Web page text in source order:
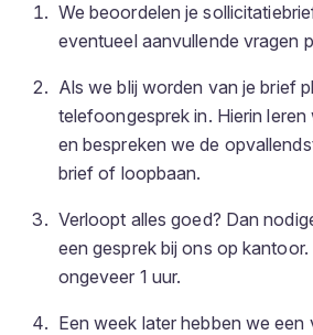
We beoordelen je
eventueel aanvullende vragen
Als we blij worden van je brief
telefoongesprek in. Hierin leren
en bespreken we de
brief of loopbaan.
Verloopt alles goed? Dan
een gesprek bij ons op
ongeveer 1 uur.
Een week later hebben we een